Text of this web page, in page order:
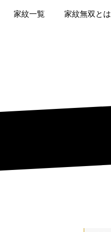
家紋一覧 家紋無双とは